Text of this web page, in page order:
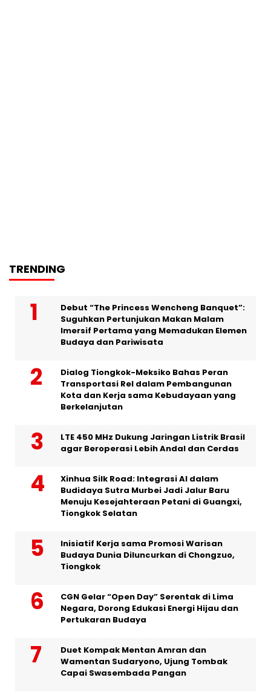
TRENDING
Debut “The Princess Wencheng Banquet”:
Suguhkan Pertunjukan Makan Malam
Imersif Pertama yang Memadukan Elemen
Budaya dan Pariwisata
Dialog Tiongkok-Meksiko Bahas Peran
Transportasi Rel dalam Pembangunan
Kota dan Kerja sama Kebudayaan yang
Berkelanjutan
LTE 450 MHz Dukung Jaringan Listrik Brasil
agar Beroperasi Lebih Andal dan Cerdas
Xinhua Silk Road: Integrasi AI dalam
Budidaya Sutra Murbei Jadi Jalur Baru
Menuju Kesejahteraan Petani di Guangxi,
Tiongkok Selatan
Inisiatif Kerja sama Promosi Warisan
Budaya Dunia Diluncurkan di Chongzuo,
Tiongkok
CGN Gelar “Open Day” Serentak di Lima
Negara, Dorong Edukasi Energi Hijau dan
Pertukaran Budaya
Duet Kompak Mentan Amran dan
Wamentan Sudaryono, Ujung Tombak
Capai Swasembada Pangan